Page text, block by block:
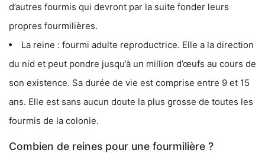
d’autres fourmis qui devront par la suite fonder leurs
propres fourmilières.
La reine : fourmi adulte reproductrice. Elle a la direction
du nid et peut pondre jusqu’à un million d’œufs au cours de
son existence. Sa durée de vie est comprise entre 9 et 15
ans. Elle est sans aucun doute la plus grosse de toutes les
fourmis de la colonie.
Combien de reines pour une fourmilière ?